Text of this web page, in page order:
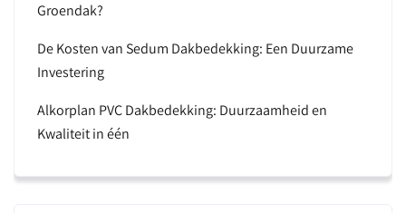
Groendak?
De Kosten van Sedum Dakbedekking: Een Duurzame
Investering
Alkorplan PVC Dakbedekking: Duurzaamheid en
Kwaliteit in één